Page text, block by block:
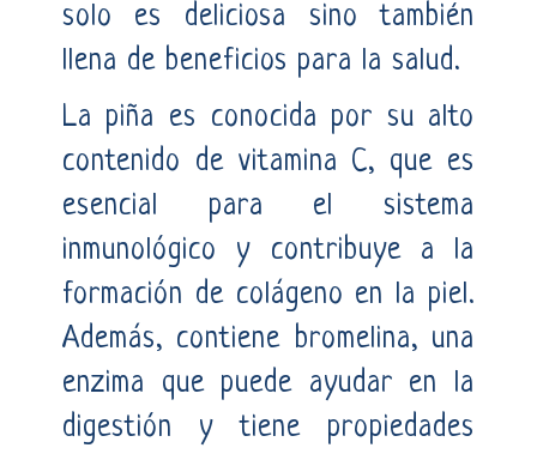
solo es deliciosa sino también
llena de beneficios para la salud.
La piña es conocida por su alto
contenido de vitamina C, que es
esencial para el sistema
inmunológico y contribuye a la
formación de colágeno en la piel.
Además, contiene bromelina, una
enzima que puede ayudar en la
digestión y tiene propiedades